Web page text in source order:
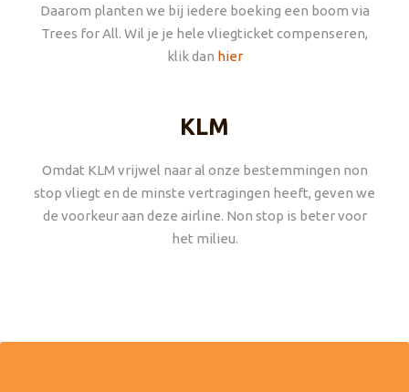
Daarom planten we bij iedere boeking een boom via
Trees for All. Wil je je hele vliegticket compenseren,
klik dan hier
KLM
Omdat KLM vrijwel naar al onze bestemmingen non
stop vliegt en de minste vertragingen heeft, geven we
de voorkeur aan deze airline. Non stop is beter voor
het milieu.